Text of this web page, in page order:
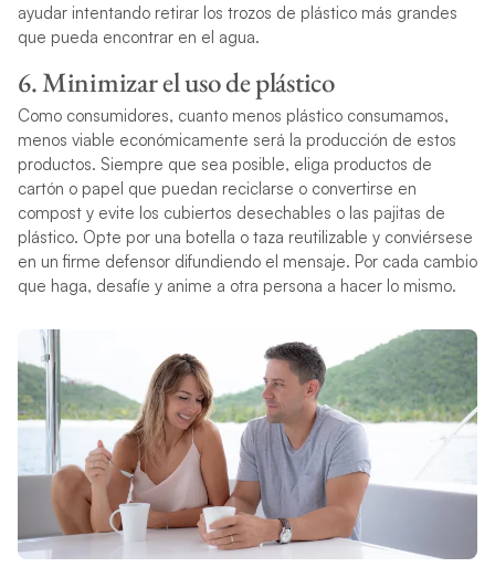
ayudar intentando retirar los trozos de plástico más grandes
que pueda encontrar en el agua.
6. Minimizar el uso de plástico
Como consumidores, cuanto menos plástico consumamos,
menos viable económicamente será la producción de estos
productos. Siempre que sea posible, eliga productos de
cartón o papel que puedan reciclarse o convertirse en
compost y evite los cubiertos desechables o las pajitas de
plástico. Opte por una botella o taza reutilizable y conviérsese
en un firme defensor difundiendo el mensaje. Por cada cambio
que haga, desafíe y anime a otra persona a hacer lo mismo.